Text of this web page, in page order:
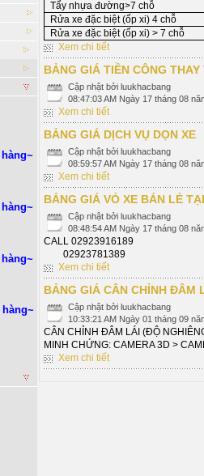
Tẩy nhựa đường>7 chỗ
Rửa xe đặc biệt (ốp xi) 4 chỗ
Rửa xe đặc biệt (ốp xi) > 7 chỗ
Xem chi tiết
BẢNG GIÁ TIỀN CÔNG THAY
Cập nhật bởi luukhacbang
08:47:03 AM Ngày 17 tháng 08
Xem chi tiết
BẢNG GIÁ DỊCH VỤ DỌN XE
Cập nhật bởi luukhacbang
08:59:57 AM Ngày 17 tháng 08
Xem chi tiết
BẢNG GIÁ VỎ XE BÁN LẺ
Cập nhật bởi luukhacbang
08:48:54 AM Ngày 17 tháng 08
CALL 02923916189
02923781389
Xem chi tiết
BẢNG GIÁ CÂN CHỈNH ĐÂM
Cập nhật bởi luukhacbang
10:33:21 AM Ngày 01 tháng 09
CÂN CHỈNH ĐÂM LÁI (ĐỘ
MINH CHỨNG: CAMERA 3D >
Xem chi tiết